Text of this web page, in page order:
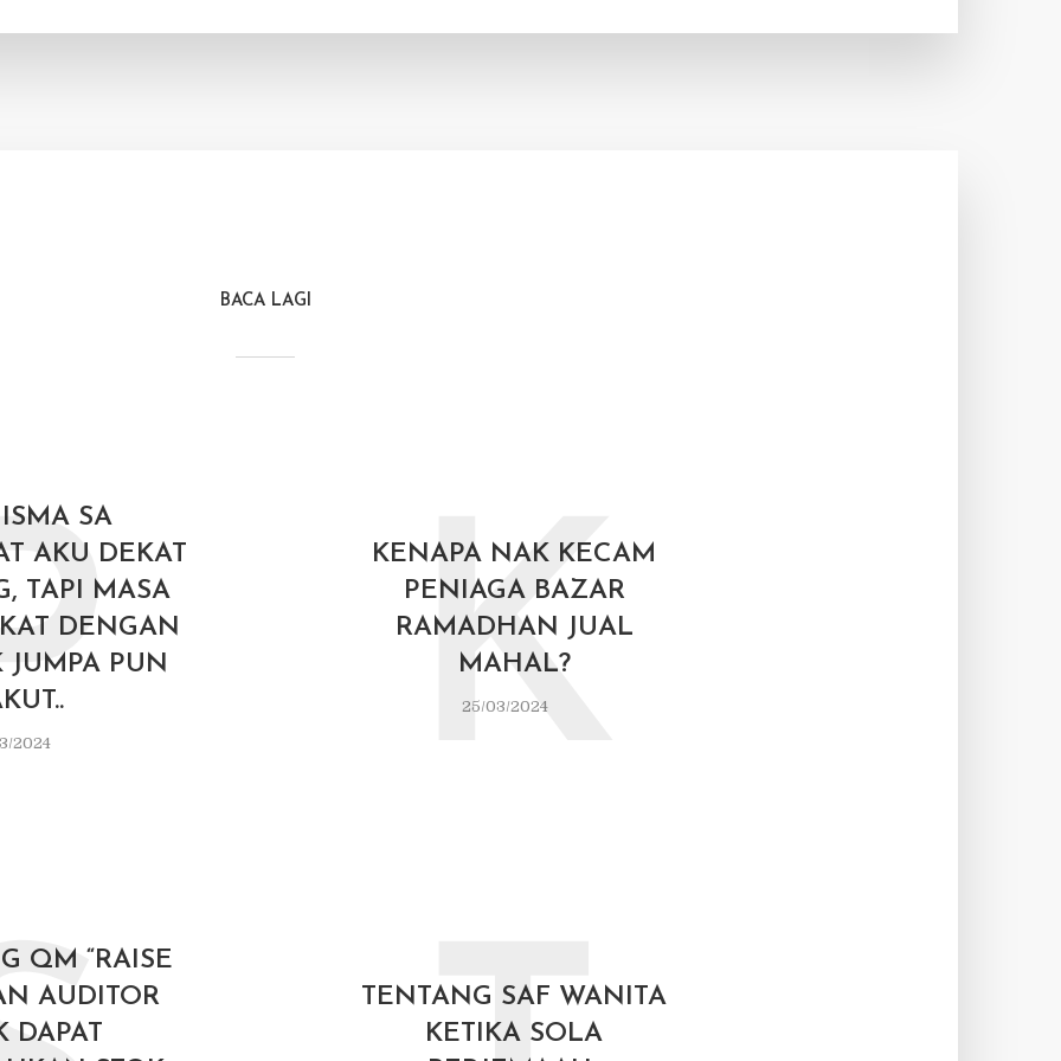
BACA LAGI
SA
AKU DEKAT
TAPI MASA
DENGAN
JUMPA PUN
2024
KENAPA NAK KECAM
PENIAGA BAZAR
RAMADHAN JUAL
MAHAL?
25/03/2024
K
QM “RAISE
AUDITOR
DAPAT
TENTANG SAF WANITA
KETIKA SOLA